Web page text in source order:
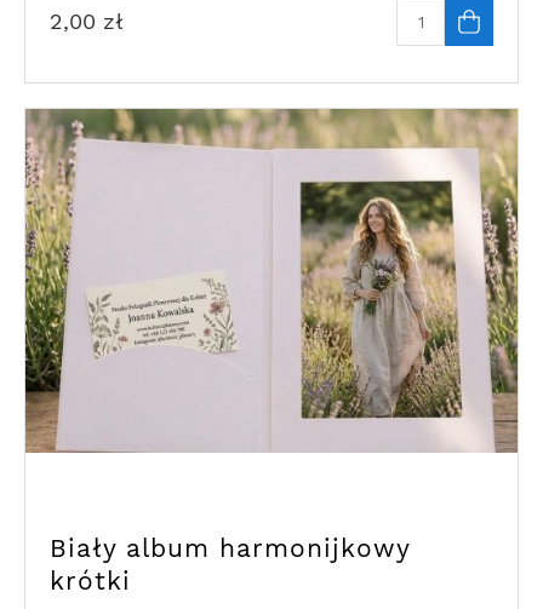
2,00 zł
Biały album harmonijkowy
krótki